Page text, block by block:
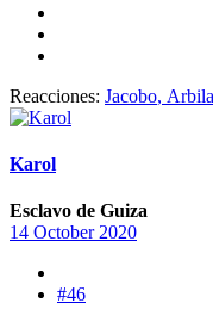
Reacciones: Jacobo,
Karol
Esclavo de Guiza
14 October 2020
#46